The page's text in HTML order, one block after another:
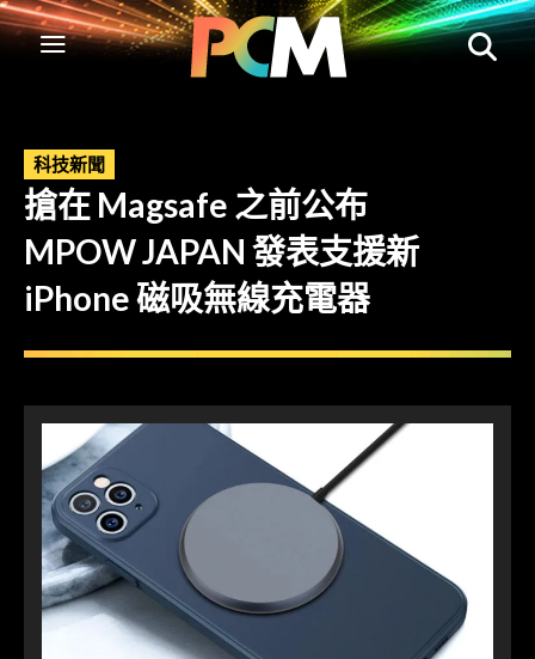
科技新聞
搶在 Magsafe 之前公布
MPOW JAPAN 發表支援新
iPhone 磁吸無線充電器